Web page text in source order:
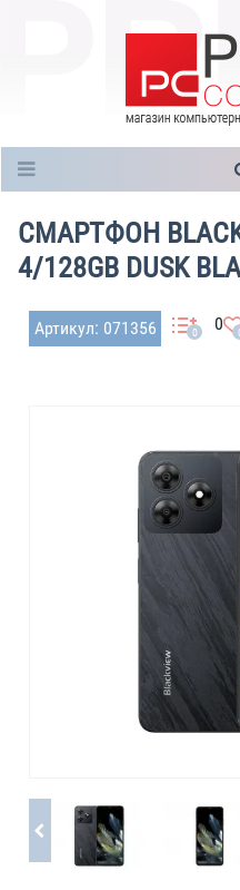
СМАРТФОН
4/128GB DUSK
Артикул: 071356 0 0